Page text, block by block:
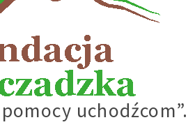
uchodźcom”.